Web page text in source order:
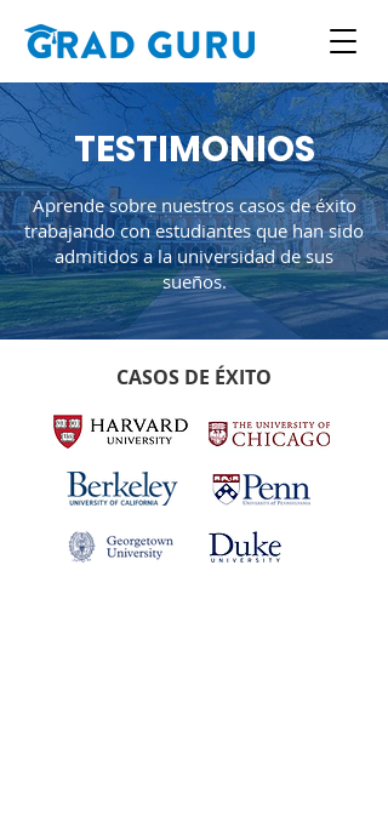
TESTIMONIOS
Aprende sobre nuestros casos de éxito
trabajando con estudiantes que han sido
admitidos a la universidad de sus
sueños.
CASOS DE ÉXITO